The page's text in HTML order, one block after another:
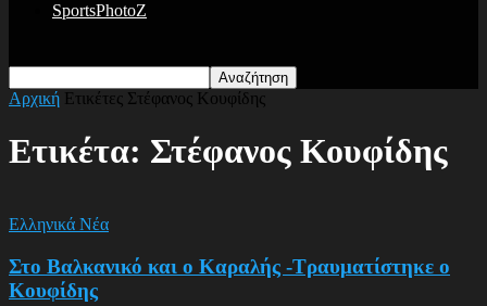
SportsPhotoZ
Αρχική Ετικέτες Στέφανος Κουφίδης
Ετικέτα: Στέφανος Κουφίδης
Ελληνικά Νέα
Στο Βαλκανικό και ο Καραλής -Τραυματίστηκε ο
Κουφίδης